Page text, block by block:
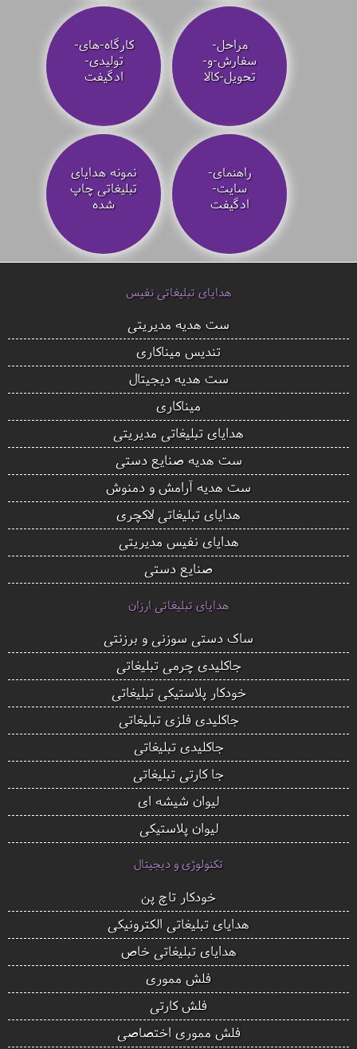
مراحل-
سفارش-و-
تحویل-کالا
کارگاه-های-
تولیدی-
ادگیفت
راهنمای-
سایت-
ادگیفت
نمونه هدایای
تبلیغاتی چاپ
شده
هدایای تبلیغاتی نفیس
ست هدیه مدیریتی
تندیس میناکاری
ست هدیه دیجیتال
میناکاری
هدایای تبلیغاتی مدیریتی
ست هدیه صنایع دستی
ست هدیه آرامش و دمنوش
هدایای تبلیغاتی لاکچری
هدایای نفیس مدیریتی
صنایع دستی
هدایای تبلیغاتی ارزان
ساک دستی سوزنی و برزنتی
جاکلیدی چرمی تبلیغاتی
خودکار پلاستیکی تبلیغاتی
جاکلیدی فلزی تبلیغاتی
جاکلیدی تبلیغاتی
جا کارتی تبلیغاتی
لیوان شیشه ای
لیوان پلاستیکی
تکنولوژی و دیجیتال
خودکار تاچ پن
هدایای تبلیغاتی الکترونیکی
هدایای تبلیغاتی خاص
فلش مموری
فلش کارتی
فلش مموری اختصاصی